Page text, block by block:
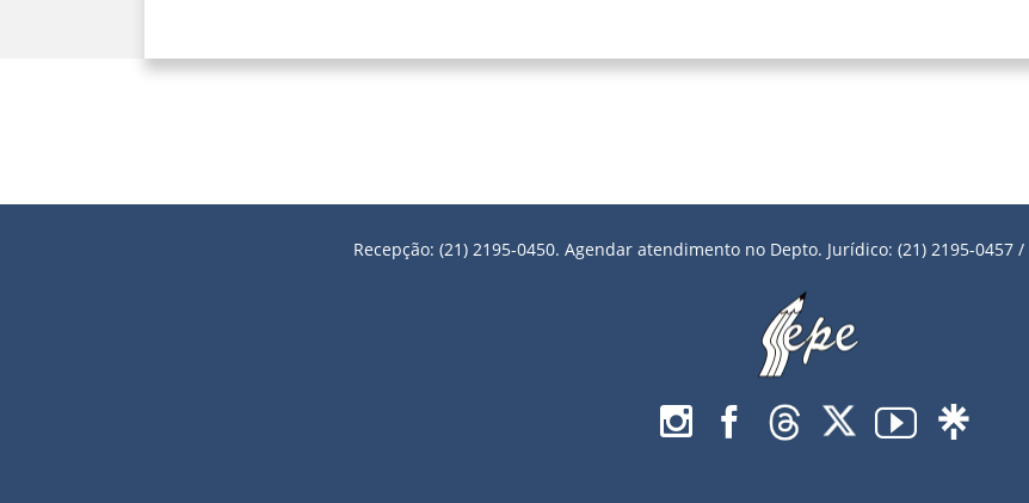
Recepção: (21) 2195-0450. Agendar atendimento no Depto. Jurídico: (21) 2195-0457 /